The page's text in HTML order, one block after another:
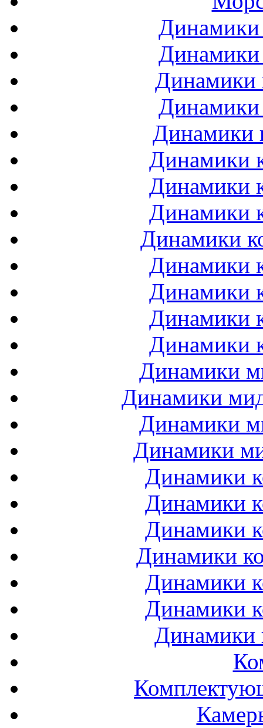
Динамики
Динамики
Динамики
Динамики
Динамики
Динамики
Динамики
Динамики
Динамики
Динамики
Динамики
Динамики
Динамики
Динамики
Динамики
Динамики
Динамики
Динамики
Динамики
Динамики
Динамики
Динамики
Динамики
Динамики